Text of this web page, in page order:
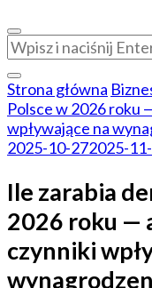
Szukasz
czegoś?
Strona główna
Polsce w 2026 roku
wpływające na
2025-10-272025-
Ile zarabia
2026 roku —
czynniki